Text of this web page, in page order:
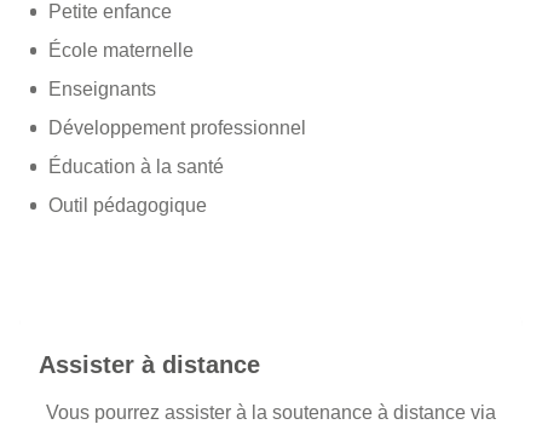
Petite enfance
École maternelle
Enseignants
Développement professionnel
Éducation à la santé
Outil pédagogique
Assister à distance
Vous pourrez assister à la soutenance à distance via